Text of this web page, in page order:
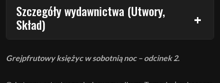
Szczegóły wydawnictwa (Utwory,
Skład)
Grejpfrutowy księżyc w sobotnią noc – odcinek 2.